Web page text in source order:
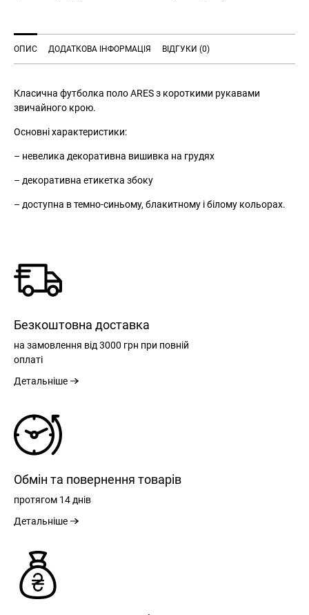
ОПИС ДОДАТКОВА ІНФОРМАЦІЯ ВІДГУКИ (0)
Класична футболка поло ARES з короткими рукавами
звичайного крою.
Основні характеристики:
– невелика декоративна вишивка на грудях
– декоративна етикетка збоку
– доступна в темно-синьому, блакитному і білому кольорах.
Безкоштовна доставка
на замовлення від 3000 грн при повній
оплаті
Детальніше
Обмін та повернення товарів
протягом 14 днів
Детальніше